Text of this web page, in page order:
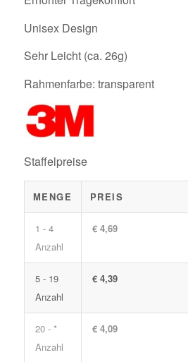
Unisex Design
Sehr Leicht (ca. 26g)
Rahmenfarbe: transparent
Staffelpreise
MENGE PREIS
1 - 4
Anzahl
€ 4,69
5 - 19
Anzahl
€ 4,39
20 - *
Anzahl
€ 4,09